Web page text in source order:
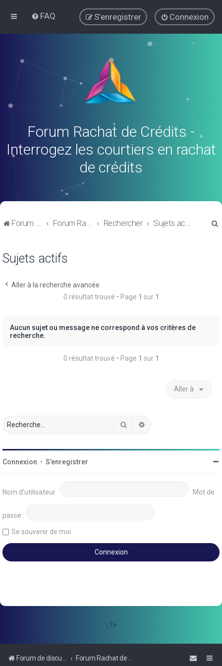
FAQ Connexion
S’enregistrer
Forum Rachat de Crédits -
Interrogez les courtiers en rachat
de crédits
Forum de discussions sur le Regroupement de Crédits et le Rachat de Crédits Forum Rachat de Crédits Rechercher Sujets actifs
Sujets actifs
Aller à la recherche avancée
0 résultat trouvé • Page 1 sur 1
Aucun sujet ou message ne correspond à vos critères de
recherche.
0 résultat trouvé • Page 1 sur 1
Aller à
Rechercher
Connexion • S’enregistrer
Nom d’utilisateur : Mot de
passe :
Se souvenir de moi
'; ?>
Forum de discussions sur le Regroupement de Crédits et le Rachat de Crédits